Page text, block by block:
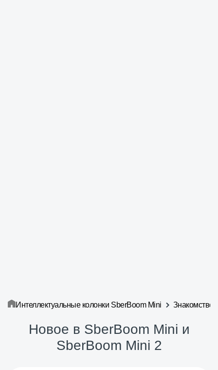
Интеллектуальные колонки SberBoom Mini Знакомство
Новое в SberBoom Mini и
SberBoom Mini 2